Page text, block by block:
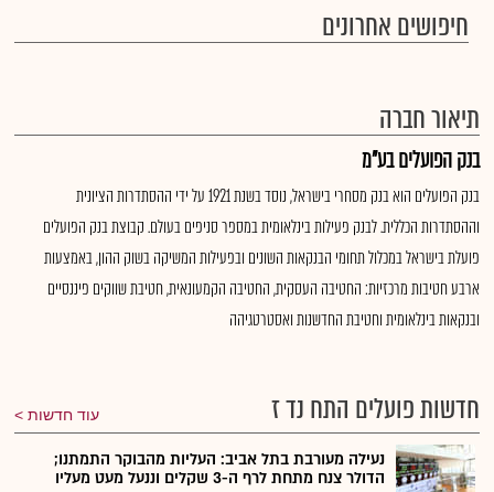
חיפושים אחרונים
תיאור חברה
בנק הפועלים בע"מ
בנק הפועלים הוא בנק מסחרי בישראל, נוסד בשנת 1921 על ידי ההסתדרות הציונית
וההסתדרות הכללית. לבנק פעילות בינלאומית במספר סניפים בעולם. קבוצת בנק הפועלים
פועלת בישראל במכלול תחומי הבנקאות השונים ובפעילות המשיקה בשוק ההון, באמצעות
ארבע חטיבות מרכזיות: החטיבה העסקית, החטיבה הקמעונאית, חטיבת שווקים פיננסיים
ובנקאות בינלאומית וחטיבת החדשנות ואסטרטגיהה
חדשות פועלים התח נד ז עוד חדשות
נעילה מעורבת בתל אביב: העליות מהבוקר התמתנו;
הדולר צנח מתחת לרף ה-3 שקלים וננעל מעט מעליו